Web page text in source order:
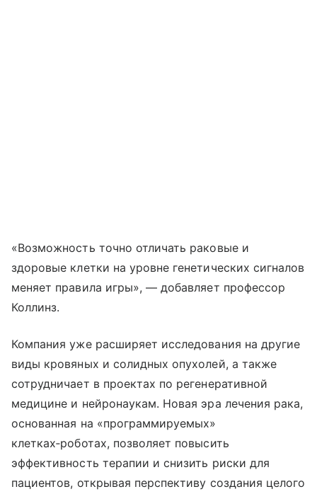
«Возможность точно отличать раковые и
здоровые клетки на уровне генетических сигналов
меняет правила игры», — добавляет профессор
Коллинз.
Компания уже расширяет исследования на другие
виды кровяных и солидных опухолей, а также
сотрудничает в проектах по регенеративной
медицине и нейронаукам. Новая эра лечения рака,
основанная на «программируемых»
клетках‑роботах, позволяет повысить
эффективность терапии и снизить риски для
пациентов, открывая перспективу создания целого